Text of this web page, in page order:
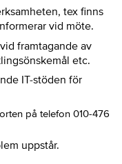
tex finns
vid möte.
framtagande av
etc.
IT-stöden för
på telefon 010-476
uppstår.